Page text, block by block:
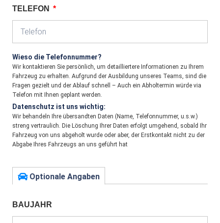
TELEFON
Wieso die Telefonnummer?
Wir kontaktieren Sie persönlich, um detailliertere Informationen zu Ihrem
Fahrzeug zu erhalten. Aufgrund der Ausbildung unseres Teams, sind die
Fragen gezielt und der Ablauf schnell – Auch ein Abholtermin würde via
Telefon mit Ihnen geplant werden.
Datenschutz ist uns wichtig:
Wir behandeln Ihre übersandten Daten (Name, Telefonnummer, u.s.w.)
streng vertraulich. Die Löschung Ihrer Daten erfolgt umgehend, sobald Ihr
Fahrzeug von uns abgeholt wurde oder aber, der Erstkontakt nicht zu der
Abgabe Ihres Fahrzeugs an uns geführt hat
Optionale Angaben
BAUJAHR